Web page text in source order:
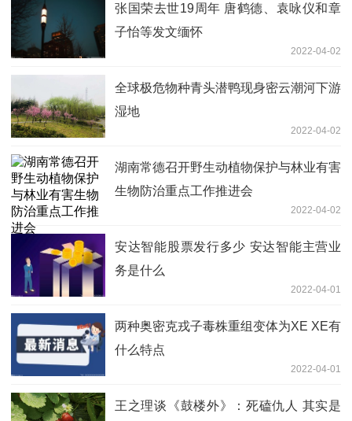
张国荣去世19周年 唐鹤德、袁咏仪和章
子怡等发文缅怀
2022-04-02
全球极危物种青头潜鸭现身密云潮河下游
湿地
2022-04-02
湖南常德召开野生动植物保护与林业有害
生物防治重点工作推进会
2022-04-02
安达智能股票发行多少 安达智能主营业
务是什么
2022-04-01
两种奥密克戎子毒株重组变体为XE XE有
什么特点
2022-04-01
王之理谈《鼓楼外》：死磕仇人 其实是